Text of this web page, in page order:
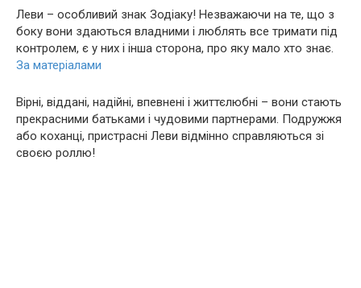
Леви – особливий знак Зодіаку! Незважаючи на те, що з
боку вони здаються владними і люблять все тримати під
контролем, є у них і інша сторона, про яку мало хто знає.
За матеріалами
Вірні, віддані, надійні, впевнені і життєлюбні – вони стають
прекрасними батьками і чудовими партнерами. Подружжя
або кохaнцi, приcтрacні Леви відмінно справляються зі
своєю роллю!